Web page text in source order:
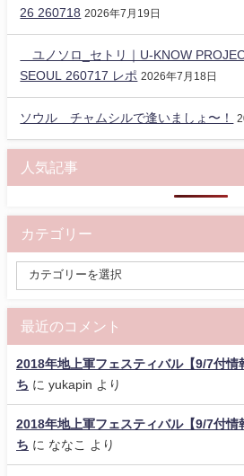
26 260718 2026年7月19日
ユノソロ_セトリ｜U-KNOW
SEOUL 260717 レポ 2026年7月18日
ソウル チャムシルで逢いましょ〜！
人気記事
カテゴリー
最近のコメント
2018年地上軍フェスティバル【9/7付情
ち に yukapin より
2018年地上軍フェスティバル【9/7付情
ち に ななこ より